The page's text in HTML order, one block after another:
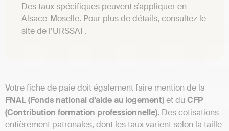
Des taux spécifiques peuvent s’appliquer en
Alsace-Moselle. Pour plus de détails, consultez le
site de l’URSSAF.
Votre fiche de paie doit également faire mention de la
FNAL (Fonds national d’aide au logement)et du CFP
(Contribution formation professionnelle). Des cotisations
entièrement patronales, dont les taux varient selon la taille